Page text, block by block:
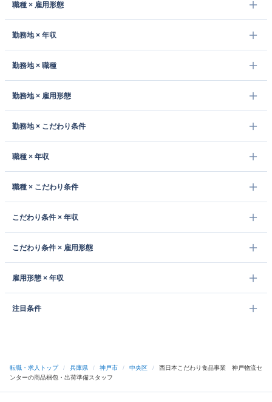
職種 × 雇用形態
勤務地 × 年収
勤務地 × 職種
勤務地 × 雇用形態
勤務地 × こだわり条件
職種 × 年収
職種 × こだわり条件
こだわり条件 × 年収
こだわり条件 × 雇用形態
雇用形態 × 年収
注目条件
転職・求人トップ / 兵庫県 / 神戸市 / 中央区 /
西日本こだわり食品事業 神戸物流セ
ンターの商品梱包・出荷準備スタッフ